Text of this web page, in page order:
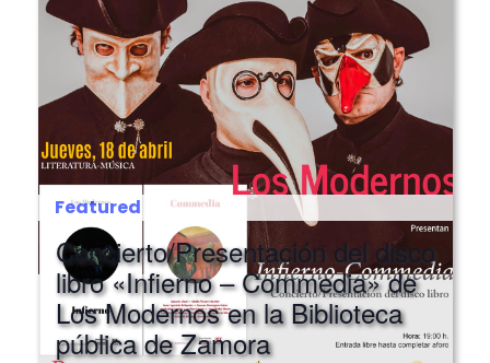
Featured
Concierto/Presentación del disco
libro «Infierno – Commedia» de
Los Modernos en la Biblioteca
pública de Zamora